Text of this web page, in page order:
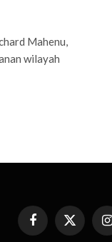
Mahenu,
wilayah
FacebookX
(Twitter)